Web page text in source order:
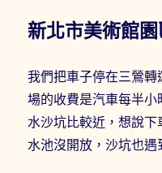
新北市美術館
我們把車子停在三鶯
場的收費是汽車每半
水沙坑比較近，想說
水池沒開放，沙坑也遇